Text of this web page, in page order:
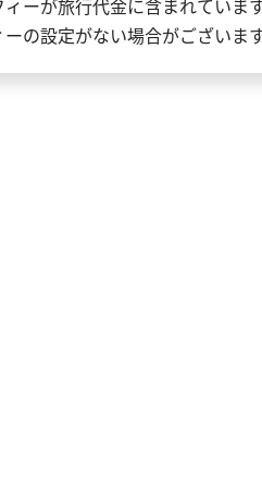
ーが旅行代金に含まれています
の設定がない場合がございます